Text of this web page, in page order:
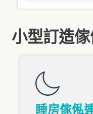
小型訂造
睡房傢俬